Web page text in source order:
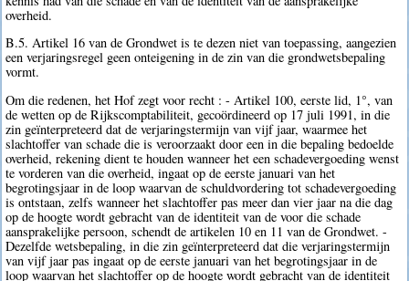
overheid.
B.5. Artikel 16 van de Grondwet is te dezen niet van toepassing, aangezien
een verjaringsregel geen onteigening in de zin van die grondwetsbepaling
vormt.
Om die redenen, het Hof zegt voor recht : - Artikel 100, eerste lid, 1°, van
de wetten op de Rijkscomptabiliteit, gecoördineerd op 17 juli 1991, in die
zin geïnterpreteerd dat de verjaringstermijn van vijf jaar, waarmee het
slachtoffer van schade die is veroorzaakt door een in die bepaling bedoelde
overheid, rekening dient te houden wanneer het een schadevergoeding wenst
te vorderen van die overheid, ingaat op de eerste januari van het
begrotingsjaar in de loop waarvan de schuldvordering tot schadevergoeding
is ontstaan, zelfs wanneer het slachtoffer pas meer dan vier jaar na die dag
op de hoogte wordt gebracht van de identiteit van de voor die schade
aansprakelijke persoon, schendt de artikelen 10 en 11 van de Grondwet. -
Dezelfde wetsbepaling, in die zin geïnterpreteerd dat die verjaringstermijn
van vijf jaar pas ingaat op de eerste januari van het begrotingsjaar in de
loop waarvan het slachtoffer op de hoogte wordt gebracht van de identiteit